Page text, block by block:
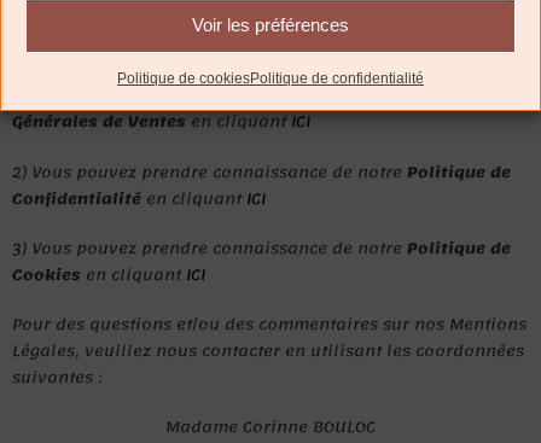
Voir les préférences
Politique de cookiesPolitique de confidentialité
Téléchargez nos Mentions Légales (PDF) :Mentions Légales
Générales de Ventes en cliquantICI
2) Vous pouvez prendre connaissance de notre Politique de
Confidentialité en cliquant ICI
3) Vous pouvez prendre connaissance de notre Politique de
Cookies en cliquant ICI
Pour des questions et/ou des commentaires sur nos Mentions
Légales, veuillez nous contacter en utilisant les coordonnées
suivantes :
Madame Corinne BOULOC